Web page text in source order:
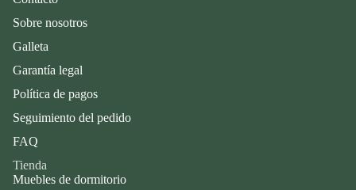
Sobre nosotros
Galleta
Garantía legal
Política de pagos
Seguimiento del pedido
FAQ
Tienda
Muebles de dormitorio